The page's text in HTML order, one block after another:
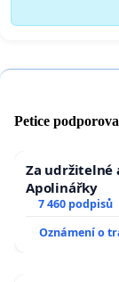
Petice
Za udržitelné
Apolinářky
7 460 podpisů
Oznámení o